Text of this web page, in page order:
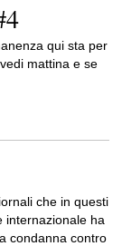
qui sta per
mattina e se
che in questi
internazionale ha
condanna contro